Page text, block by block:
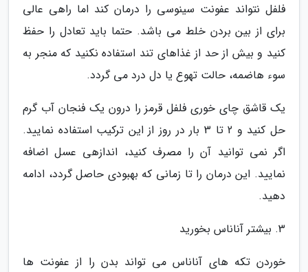
فلفل نتواند عفونت سینوسی را درمان کند اما راهی عالی
برای از بین بردن خلط می باشد. حتما باید تعادل را حفظ
کنید و بیش از حد از غذاهای تند استفاده نکنید که منجر به
سوء هاضمه، حالت تهوع یا دل درد می گردد.
یک قاشق چای خوری فلفل قرمز را درون یک فنجان آب گرم
حل کنید و 2 تا 3 بار در روز از این ترکیب استفاده نمایید.
اگر نمی توانید آن را مصرف کنید، اندازهی عسل اضافه
نمایید. این درمان را تا زمانی که بهبودی حاصل گردد، ادامه
دهید.
3. بیشتر آناناس بخورید
خوردن تکه های آناناس می تواند بدن را از عفونت ها